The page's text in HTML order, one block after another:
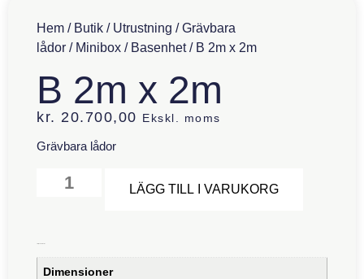
Hem / Butik / Utrustning /Grävbara
lådor / Minibox / Basenhet/ B 2m x 2m
B 2m x 2m
kr. 20.700,00 Ekskl. moms
Grävbara lådor
LÄGG TILL I VARUKORG
Dimensioner